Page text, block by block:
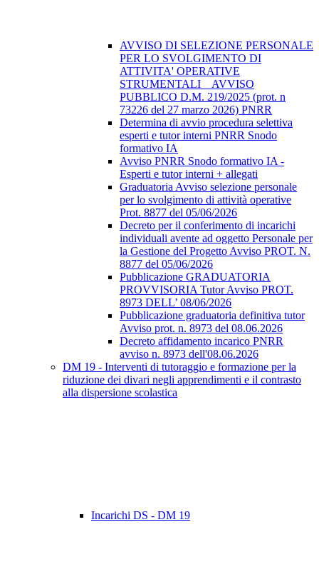
AVVISO DI SELEZIONE PERSONALE
PER LO SVOLGIMENTO DI
ATTIVITA' OPERATIVE
STRUMENTALI _ AVVISO
PUBBLICO D.M. 219/2025 (prot. n
73226 del 27 marzo 2026) PNRR
Determina di avvio procedura selettiva
esperti e tutor interni PNRR Snodo
formativo IA
Avviso PNRR Snodo formativo IA -
Esperti e tutor interni + allegati
Graduatoria Avviso selezione personale
per lo svolgimento di attività operative
Prot. 8877 del 05/06/2026
Decreto per il conferimento di incarichi
individuali avente ad oggetto Personale per
la Gestione del Progetto Avviso PROT. N.
8877 del 05/06/2026
Pubblicazione GRADUATORIA
PROVVISORIA Tutor Avviso PROT.
8973 DELL’ 08/06/2026
Pubblicazione graduatoria definitiva tutor
Avviso prot. n. 8973 del 08.06.2026
Decreto affidamento incarico PNRR
avviso n. 8973 dell'08.06.2026
DM 19 - Interventi di tutoraggio e formazione per la
riduzione dei divari negli apprendimenti e il contrasto
alla dispersione scolastica
Incarichi DS - DM 19